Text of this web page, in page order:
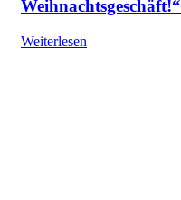
Weihnachtsgeschäft!“
Weiterlesen